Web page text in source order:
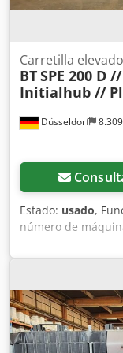
Düsseldorf
Carretilla
BTSPE 200 D
Initialhub //
Estado: usado,
número de
capacidad de
eléctrico, tipo de
1.850 mm,
accionamiento:
6632091 Tipo de